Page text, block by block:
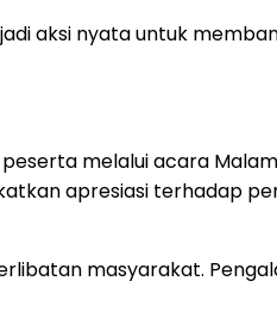
aksi nyata untuk
melalui acara
apresiasi terhadap
masyarakat.